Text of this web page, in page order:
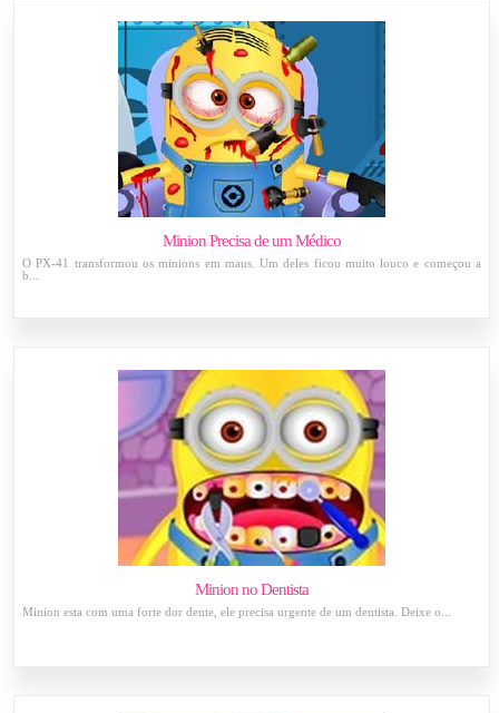
Minion Precisa de um Médico
O PX-41 transformou os minions em maus. Um deles ficou muito louco e começou a
b...
Minion no Dentista
Minion esta com uma forte dor dente, ele precisa urgente de um dentista. Deixe o...